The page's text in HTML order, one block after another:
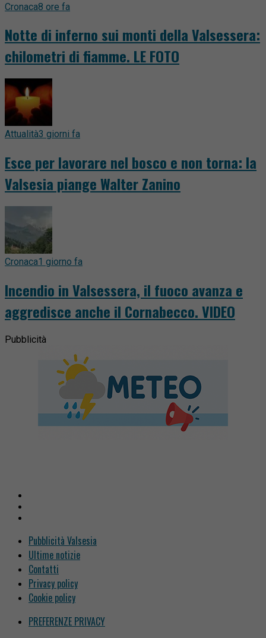
Cronaca8 ore fa
Notte di inferno sui monti della Valsessera:
chilometri di fiamme. LE FOTO
Attualità3 giorni fa
Esce per lavorare nel bosco e non torna: la
Valsesia piange Walter Zanino
Cronaca1 giorno fa
Incendio in Valsessera, il fuoco avanza e
aggredisce anche il Cornabecco. VIDEO
Pubblicità
Pubblicità Valsesia
Ultime notizie
Contatti
Privacy policy
Cookie policy
PREFERENZE PRIVACY